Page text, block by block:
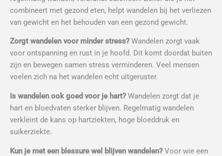
combineert met gezond eten, helpt wandelen bij het verliezen
van gewicht en het behouden van een gezond gewicht.
Zorgt wandelen voor minder stress?Wandelen zorgt vaak
voor ontspanning en rust in je hoofd. Dit komt doordat buiten
zijn en bewegen samen stress verminderen. Veel mensen
voelen zich na het wandelen echt uitgeruster.
Is wandelen ook goed voor je hart?Wandelen zorgt dat je
hart en bloedvaten sterker blijven. Regelmatig wandelen
verkleint de kans op hartziekten, hoge bloeddruk en
suikerziekte.
Kun je met een blessure wel blijven wandelen?Voor wie een